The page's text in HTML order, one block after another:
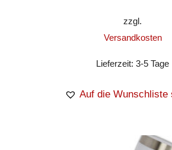
zzgl.
Versandkosten
Lieferzeit:3-5 Tage
Auf die Wunschliste